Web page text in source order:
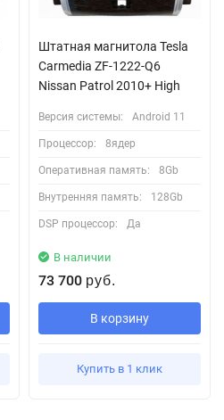
Штатная магнитола Tesla
Carmedia ZF-1222-Q6
Nissan Patrol 2010+ High
Версия системы: Android 11
Процессор: 8ядер
Оперативная память: 8Gb
Внутренняя память: 128Gb
DSP процессор: Да
В наличии
73 700 руб.
В корзину
Купить в 1 клик